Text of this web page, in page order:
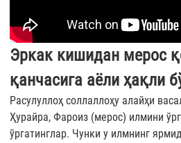
Эркак кишидан мерос
қанчасига аёли ҳақли
Расулуллоҳ соллаллоҳу алайҳи
Ҳурайра, Фароиз (мерос) илмини
ўргатинглар. Чунки у илмнинг